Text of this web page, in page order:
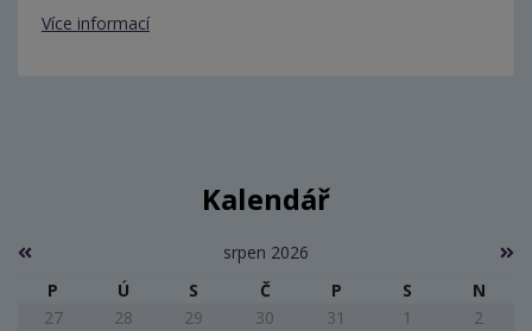
Více informací
Kalendář
srpen 2026
P
Ú S Č P S
N
27
28 29 30 31 1
2